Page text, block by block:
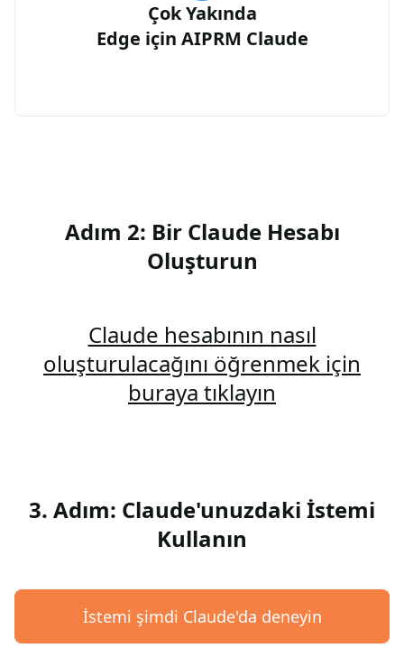
Çok Yakında
Edge için AIPRM Claude
Adım 2: Bir Claude Hesabı
Oluşturun
Claude hesabının nasıl
oluşturulacağını öğrenmek için
buraya tıklayın
3. Adım: Claude'unuzdaki İstemi
Kullanın
İstemi şimdi Claude'da deneyin